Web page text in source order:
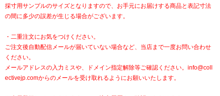
採寸用サンプルのサイズとなりますので、お手元にお届けする商品と表記寸法
の間に多少の誤差が生じる場合がございます。
・二重注文にお気をつけください。
ご注文後自動配信メールが届いていない場合など、当店まで一度お問い合わせ
ください。
メールアドレスの入力ミスや、ドメイン指定解除等ご確認ください。 info@coll
ectivejp.comからのメールを受け取れるようにお願いいたします。